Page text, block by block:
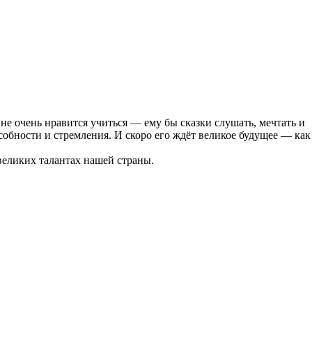
нравится учиться — ему бы сказки слушать, мечтать и
и стремления. И скоро его ждёт великое будущее — как
талантах нашей страны.